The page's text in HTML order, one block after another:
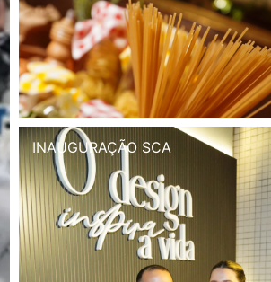
INAUGURAÇÃO SCA